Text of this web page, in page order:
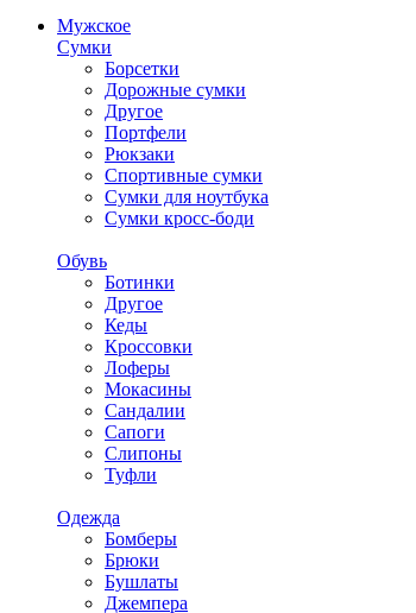
Мужское
Сумки
Борсетки
Дорожные сумки
Другое
Портфели
Рюкзаки
Спортивные сумки
Сумки для ноутбука
Сумки кросс-боди
Обувь
Ботинки
Другое
Кеды
Кроссовки
Лоферы
Мокасины
Сандалии
Сапоги
Слипоны
Туфли
Одежда
Бомберы
Брюки
Бушлаты
Джемпера